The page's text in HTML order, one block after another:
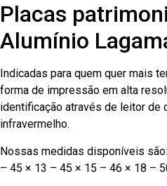
Placas
Alumínio
Indicadas para quem quer mais
forma de impressão em alta
identificação através de leitor de
infravermelho.
Nossas medidas disponíveis
– 45 × 13 – 45 × 15 – 46 × 18 –